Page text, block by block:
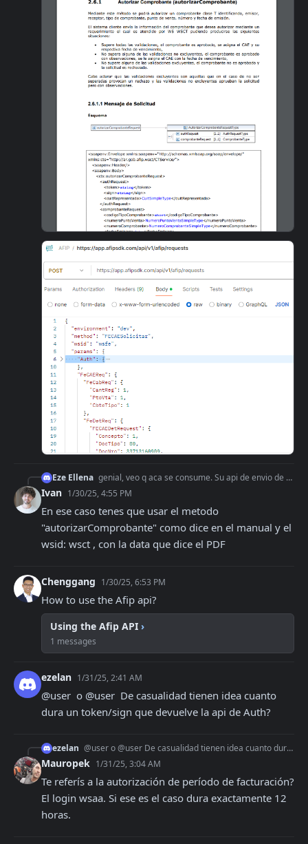
Eze Ellena genial, veo q aca se consume. Su api de envio de facturas entiendo que contemplaria estos campos, q son diferentes a los de la factura a y b..Es decir si uso el
Ivan 1/30/25, 4:55 PM
En ese caso tenes que usar el metodo
"autorizarComprobante" como dice en el manual y el
wsid: wsct , con la data que dice el PDF
Chenggang 1/30/25, 6:53 PM
How to use the Afip api?
Using the Afip API ›
1 messages
ezelan 1/31/25, 2:41 AM
@user  o @user  De casualidad tienen idea cuanto
dura un token/sign que devuelve la api de Auth?
ezelan @user o @user De casualidad tienen idea cuanto dura un token/sign que devuelve la api de Auth?
Mauropek 1/31/25, 3:04 AM
Te referís a la autorización de período de facturación?
El login wsaa. Si ese es el caso dura exactamente 12
horas.